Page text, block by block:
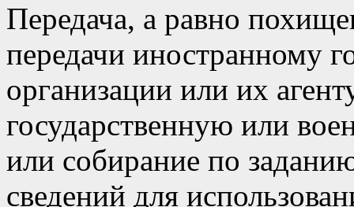
Передача, а равно
передачи иностранному
организации или их
государственную или
или собирание по
сведений для